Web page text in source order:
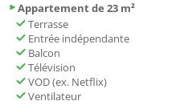
Appartement de 23 m²
Terrasse
Entrée indépendante
Balcon
Télévision
VOD (ex. Netflix)
Ventilateur